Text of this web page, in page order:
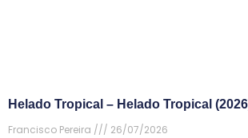
Helado Tropical – Helado Tropical
Francisco Pereira
26/07/2026